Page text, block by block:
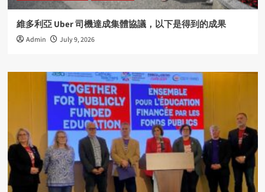
維多利亞 Uber 司機達成集體協議，以下是得到的成果
Admin July 9, 2026